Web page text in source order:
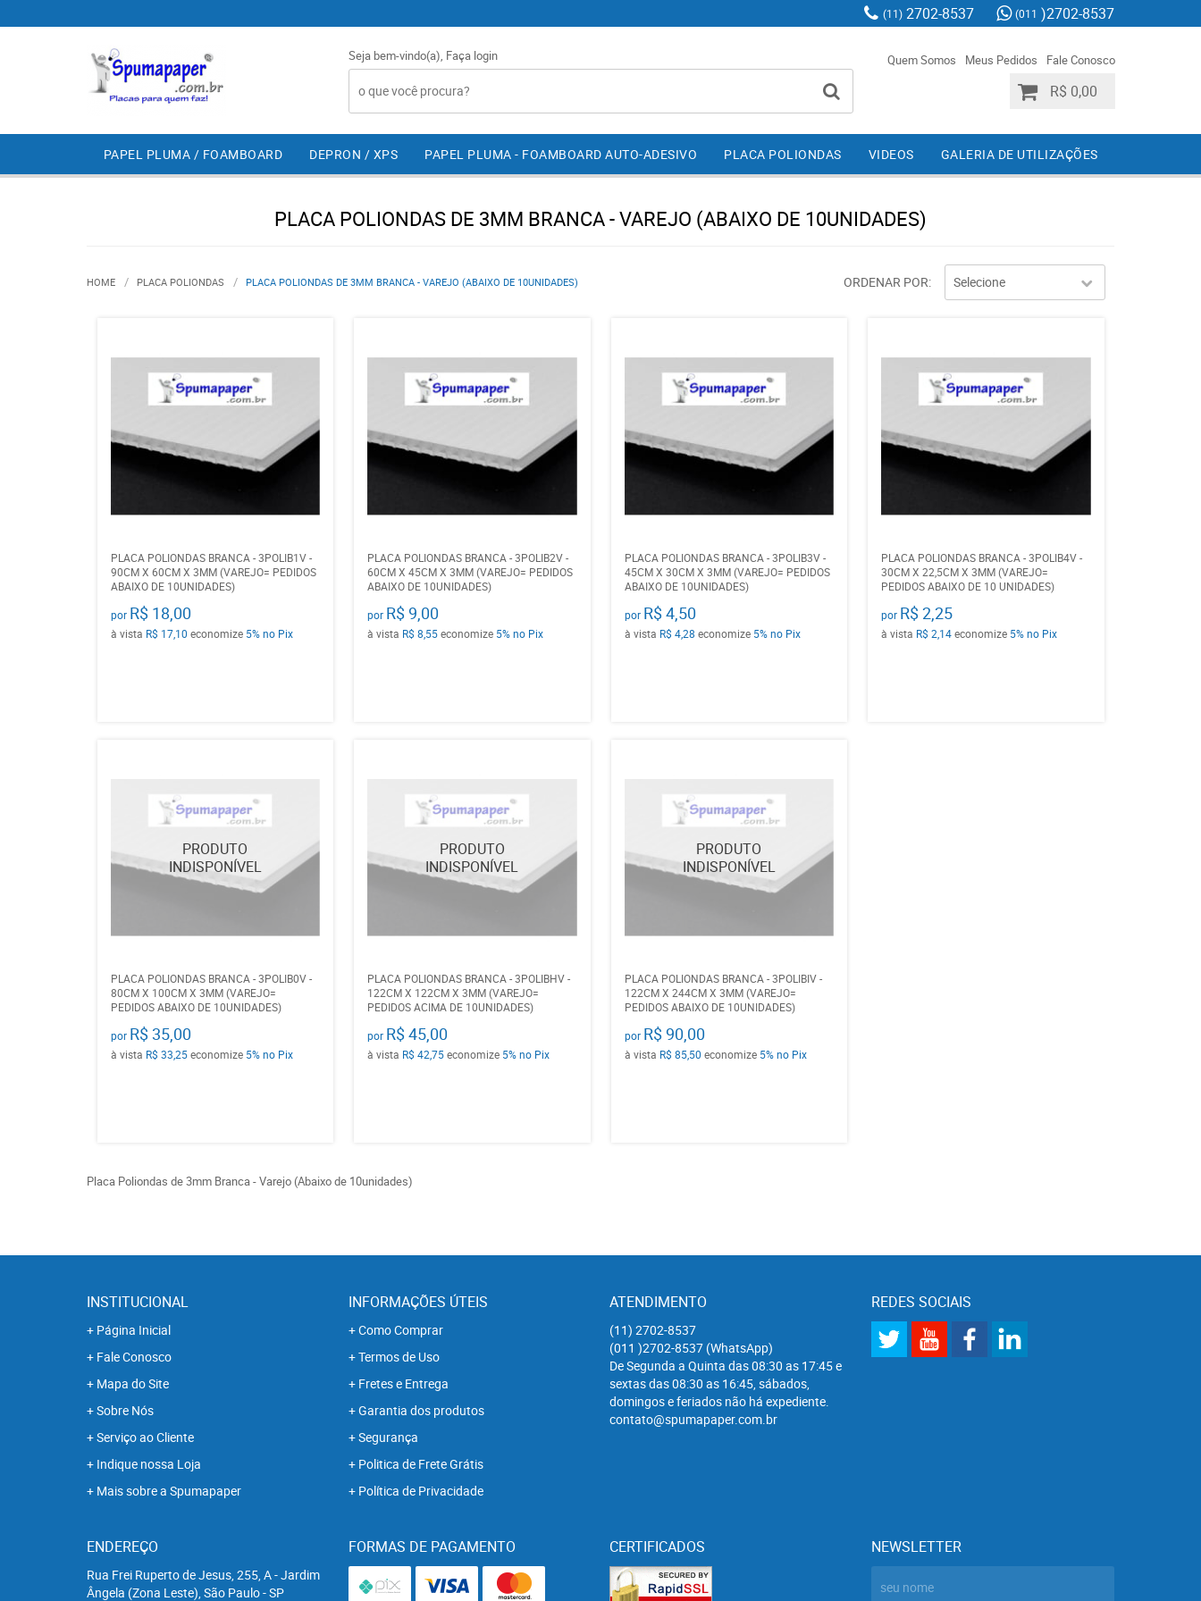
(11) 2702-8537 (011 )2702-8537
Seja bem-vindo(a), Faça login Quem Somos Meus Pedidos Fale Conosco
R$ 0,00
PAPEL PLUMA / FOAMBOARD DEPRON / XPS PAPEL PLUMA - FOAMBOARD AUTO-ADESIVO PLACA POLIONDAS VIDEOS GALERIA DE UTILIZAÇÕES
PLACA POLIONDAS DE 3MM BRANCA - VAREJO (ABAIXO DE 10UNIDADES)
HOME PLACA POLIONDAS PLACA POLIONDAS DE 3MM BRANCA - VAREJO (ABAIXO DE 10UNIDADES) ORDENAR POR Selecione
PLACA POLIONDAS BRANCA - 3POLIB1V -
90CM X 60CM X 3MM (VAREJO= PEDIDOS
ABAIXO DE 10UNIDADES)
por R$ 18,00
à vista R$ 17,10 economize 5% no Pix
PLACA POLIONDAS BRANCA - 3POLIB2V -
60CM X 45CM X 3MM (VAREJO= PEDIDOS
ABAIXO DE 10UNIDADES)
por R$ 9,00
à vista R$ 8,55economize 5%no Pix
PLACA POLIONDAS BRANCA - 3POLIB3V -
45CM X 30CM X 3MM (VAREJO= PEDIDOS
ABAIXO DE 10UNIDADES)
por R$ 4,50
à vista R$ 4,28 economize 5% no Pix
PLACA POLIONDAS BRANCA - 3POLIB4V -
30CM X 22,5CM X 3MM (VAREJO=
PEDIDOS ABAIXO DE 10 UNIDADES)
por R$ 2,25
à vista R$ 2,14economize 5%no Pix
PLACA POLIONDAS BRANCA - 3POLIB0V -
80CM X 100CM X 3MM (VAREJO=
PEDIDOS ABAIXO DE 10UNIDADES)
por R$ 35,00
à vista R$ 33,25economize 5% no Pix
PLACA POLIONDAS BRANCA - 3POLIBHV -
122CM X 122CM X 3MM (VAREJO=
PEDIDOS ACIMA DE 10UNIDADES)
por R$ 45,00
à vista R$ 42,75economize 5%no Pix
PLACA POLIONDAS BRANCA - 3POLIBIV -
122CM X 244CM X 3MM (VAREJO=
PEDIDOS ABAIXO DE 10UNIDADES)
por R$ 90,00
à vista R$ 85,50 economize 5% no Pix
Placa Poliondas de 3mm Branca - Varejo (Abaixo de 10unidades)
INSTITUCIONAL
Página Inicial
Fale Conosco
Mapa do Site
Sobre Nós
Serviço ao Cliente
Indique nossa Loja
Mais sobre a Spumapaper
INFORMAÇÕES ÚTEIS
Como Comprar
Termos de Uso
Fretes e Entrega
Garantia dos produtos
Segurança
Politica de Frete Grátis
Política de Privacidade
ATENDIMENTO
(11) 2702-8537
(011 )2702-8537 (WhatsApp)
De Segunda a Quinta das 08:30 as 17:45 e
sextas das 08:30 as 16:45, sábados,
domingos e feriados não há expediente.
contato@spumapaper.com.br
REDES SOCIAIS
ENDEREÇO
Rua Frei Ruperto de Jesus, 255, A-Jardim
Ângela (Zona Leste), São Paulo-SP
FORMAS DE PAGAMENTO CERTIFICADOS NEWSLETTER